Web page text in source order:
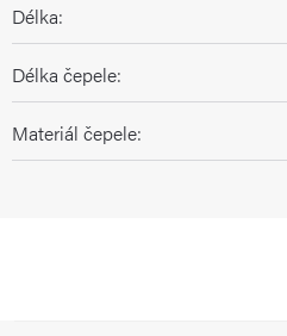
Délka:
Délka čepele:
Materiál čepele: